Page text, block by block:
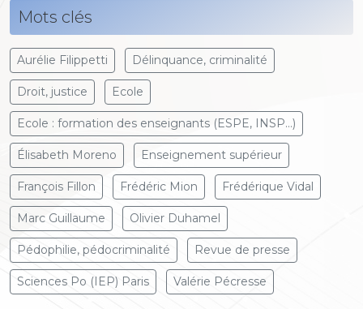
Mots clés
Aurélie Filippetti Délinquance, criminalité
Droit, justice Ecole
Ecole : formation des enseignants (ESPE, INSP...)
Élisabeth Moreno Enseignement supérieur
François Fillon Frédéric Mion Frédérique Vidal
Marc Guillaume Olivier Duhamel
Pédophilie, pédocriminalité Revue de presse
Sciences Po (IEP) Paris Valérie Pécresse